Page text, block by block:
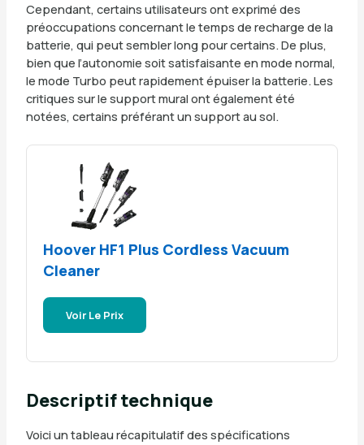
Cependant, certains utilisateurs ont exprimé des
préoccupations concernant le temps de recharge de la
batterie, qui peut sembler long pour certains. De plus,
bien que l’autonomie soit satisfaisante en mode normal,
le mode Turbo peut rapidement épuiser la batterie. Les
critiques sur le support mural ont également été
notées, certains préférant un support au sol.
Hoover HF1 Plus Cordless Vacuum
Cleaner
Voir Le Prix
Descriptif technique
Voici un tableau récapitulatif des spécifications